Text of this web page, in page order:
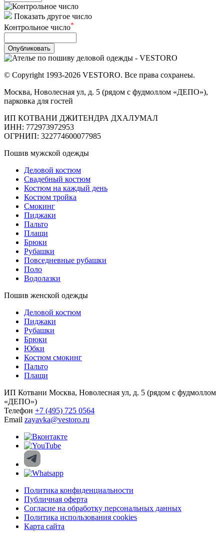
Показать другое число
Контрольное число*
© Copyright 1993-2026 VESTORO. Все права сохранеы.
Москва, Новолесная ул, д. 5 (рядом с фудмоллом «ДЕПО»),
парковка для гостей
ИП КОТВАНИ ДЖИТЕНДРА ДХАЛУМАЛ
ИНН: 772973972953
ОГРНИП: 322774600077985
Пошив мужской одежды
Деловой костюм
Свадебный костюм
Костюм на каждый день
Костюм тройка
Смокинг
Пиджаки
Пальто
Плащи
Брюки
Рубашки
Повседневные рубашки
Поло
Водолазки
Пошив женской одежды
Деловой костюм
Пиджаки
Рубашки
Брюки
Юбки
Костюм смокинг
Пальто
Плащи
ИП Котвани Москва, Новолесная ул, д. 5 (рядом с фудмоллом
«ДЕПО»)
Телефон +7 (495) 725 0564
Email zayavka@vestoro.ru
Политика конфиденциальности
Публичная оферта
Согласие на обработку персональных данных
Политика использования cookies
Карта сайта